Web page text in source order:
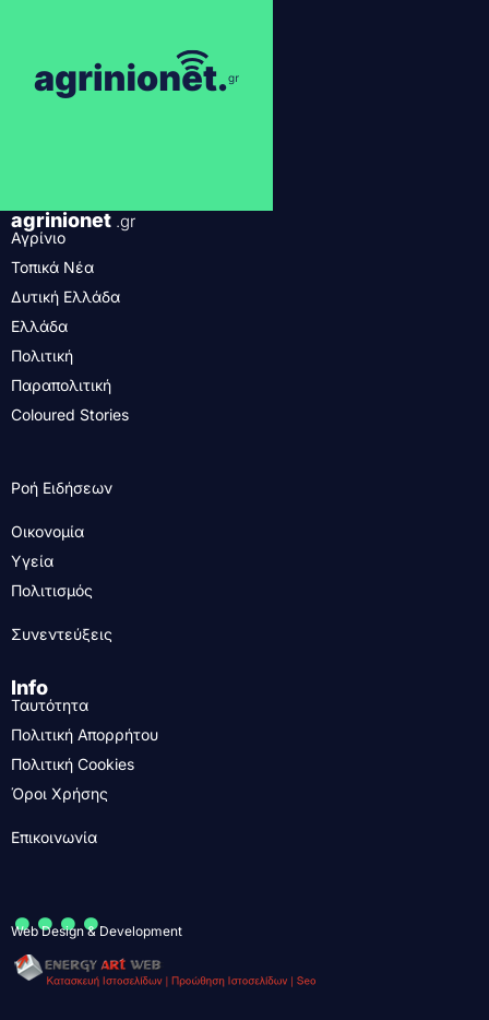
agrinionet .gr
Αγρίνιο
Τοπικά Νέα
Δυτική Ελλάδα
Ελλάδα
Πολιτική
Παραπολιτική
Coloured Stories
Ροή Ειδήσεων
Οικονομία
Υγεία
Πολιτισμός
Συνεντεύξεις
Info
Ταυτότητα
Πολιτική Απορρήτου
Πολιτική Cookies
Όροι Χρήσης
Επικοινωνία
....
Web Design & Development